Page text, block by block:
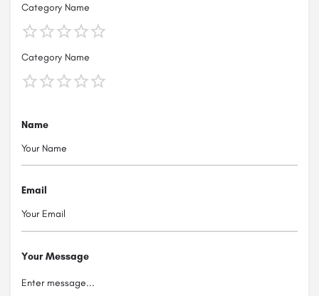
Category Name
Category Name
Name
Email
Your Message